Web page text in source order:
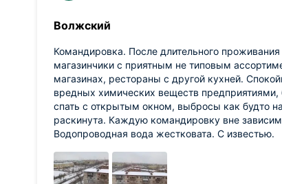
Волжский
Командировка. После длительного
магазинчики с приятным не типовым
магазинах, рестораны с другой кухней.
вредных химических веществ
спать с открытым окном, выбросы как будто
раскинута. Каждую командировку вне
Водопроводная вода жестковата. С известью.